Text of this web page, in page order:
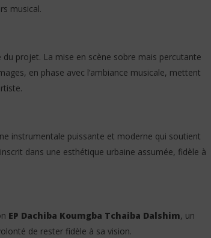
musical.
projet. La mise en scène sobre mais percutante
en phase avec l’ambiance musicale, mettent
instrumentale puissante et moderne qui soutient
dans une esthétique urbaine assumée, fidèle à
EP Dachiba Koumgba Tchaiba Dalshim, un
de rester fidèle à sa vision.